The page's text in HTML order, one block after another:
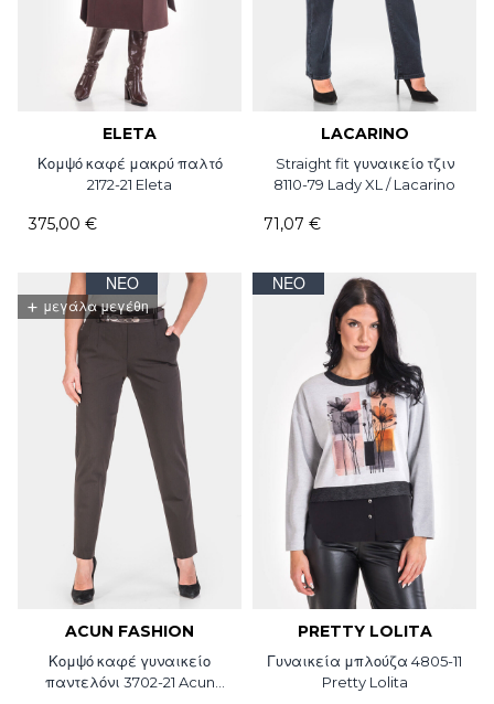
ELETA
Κομψό καφέ μακρύ παλτό
2172-21 Eleta
375,00 €
LACARINO
Straight fit γυναικείο τζιν
8110-79 Lady XL / Lacarino
71,07 €
ΝΈΟ
+ μεγάλα μεγέθη
ACUN FASHION
Κομψό καφέ γυναικείο
παντελόνι 3702-21 Acun
ΝΈΟ
PRETTY LOLITA
Γυναικεία μπλούζα 4805-11
Pretty Lolita